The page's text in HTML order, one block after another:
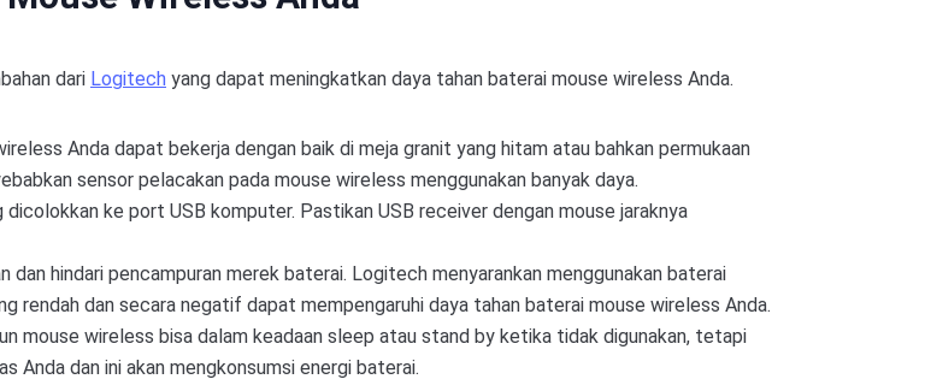
dari Logitech yang dapat meningkatkan daya tahan baterai mouse wireless Anda.
Anda dapat bekerja dengan baik di meja granit yang hitam atau bahkan permukaan
sensor pelacakan pada mouse wireless menggunakan banyak daya.
ke port USB komputer. Pastikan USB receiver dengan mouse jaraknya
hindari pencampuran merek baterai. Logitech menyarankan menggunakan baterai
rendah dan secara negatif dapat mempengaruhi daya tahan baterai mouse wireless Anda.
mouse wireless bisa dalam keadaan sleep atau stand by ketika tidak digunakan, tetapi
Anda dan ini akan mengkonsumsi energi baterai.